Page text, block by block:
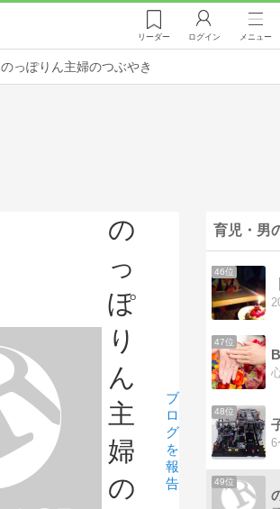
リーダー ログイン メニュー
のっぽりん主婦のつぶやき
の
っ
ぽ
り
ん
主
婦
の
ブ
ロ
グ
を
報
告
育児・男
46位
47位
48位
49位